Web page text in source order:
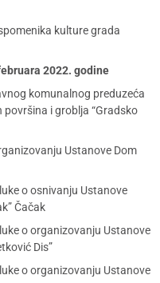
kulture grada
2022. godine
komunalnog preduzeća
i groblja “Gradsko
Ustanove Dom
o osnivanju Ustanove
Čačak
o organizovanju Ustanove
Dis”
o organizovanju Ustanove